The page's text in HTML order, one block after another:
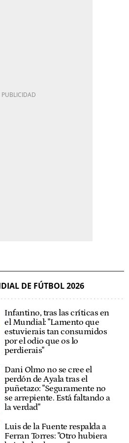
DE FÚTBOL 2026
Infantino, tras las críticas en
el Mundial: "Lamento que
estuvierais tan consumidos
por el odio que os lo
perdierais"
Dani Olmo no se cree el
perdón de Ayala tras el
puñetazo: "Seguramente no
se arrepiente. Está faltando a
la verdad"
Luis de la Fuente respalda a
Ferran Torres: "Otro hubiera